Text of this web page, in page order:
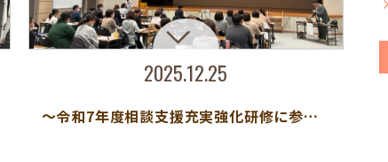
2025.12.25
～令和7年度相談支援充実強化研修に参加しました～